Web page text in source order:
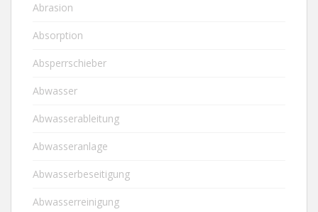
Abrasion
Absorption
Absperrschieber
Abwasser
Abwasserableitung
Abwasseranlage
Abwasserbeseitigung
Abwasserreinigung